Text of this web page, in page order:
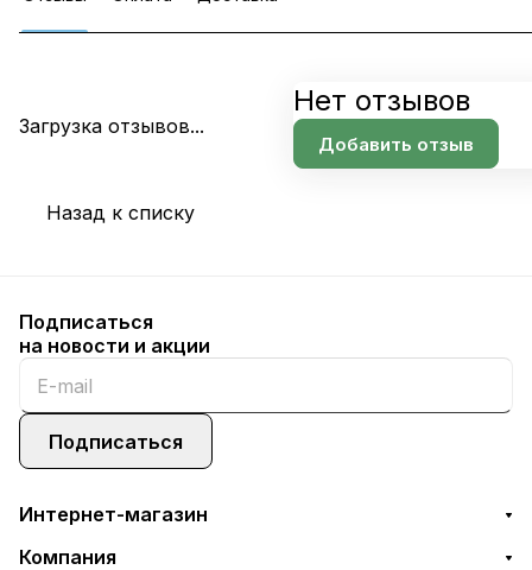
Загрузка отзывов...
Нет отзывов
Добавить отзыв
Назад к списку
Подписаться
на новости и акции
Подписаться
Интернет-магазин
Компания